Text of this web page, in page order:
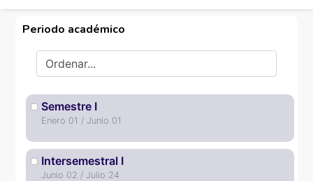
Periodo académico
Semestre I
Enero 01 / Junio 01
Intersemestral I
Junio 02 / Julio 24